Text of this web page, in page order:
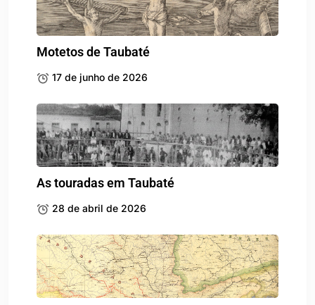
Motetos de Taubaté
17 de junho de 2026
As touradas em Taubaté
28 de abril de 2026